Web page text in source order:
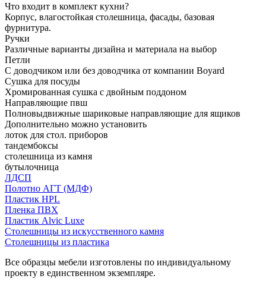
Что входит в комплект кухни?
Корпус, влагостойкая столешница, фасады, базовая
фурнитура.
Ручки
Различные варианты дизайна и материала на выбор
Петли
С доводчиком или без доводчика от компании Boyard
Сушка для посуды
Хромированная сушка с двойным поддоном
Направляющие пвш
Полновыдвижные шариковые направляющие для ящиков
Дополнительно можно установить
лоток для стол. приборов
тандембоксы
столешница из камня
бутылочница
ЛДСП
Полотно АГТ (МДФ)
Пластик HPL
Пленка ПВХ
Пластик Alvic Luxe
Столешницы из искусственного камня
Столешницы из пластика
Все образцы мебели изготовлены по индивидуальному
проекту в единственном экземпляре.